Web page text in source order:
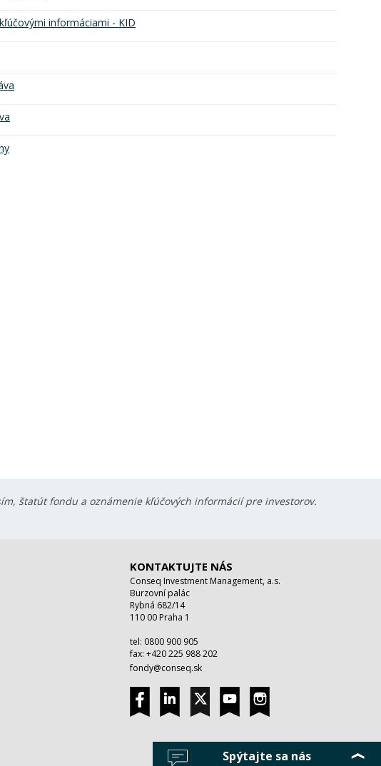
informáciami - KID
Spýtajte sa nás
štatút fondu a oznámenie kľúčových informácií pre investorov.
KONTAKTUJTE NÁS
Conseq Investment Management, a.s.
Burzovní palác
Rybná 682/14
110 00 Praha 1
tel: 0800 900 905
fax: +420 225 988 202
fondy@conseq.sk